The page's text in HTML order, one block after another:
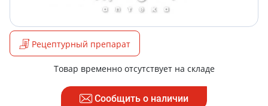
Рецептурный препарат
Товар временно отсутствует на складе
Сообщить о наличии